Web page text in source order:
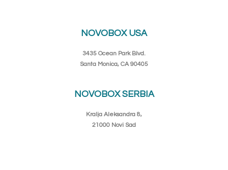
NOVOBOX USA
3435 Ocean Park Blvd.
Santa Monica, CA 90405
NOVOBOX SERBIA
Kralja Aleksandra 8,
21000 Novi Sad